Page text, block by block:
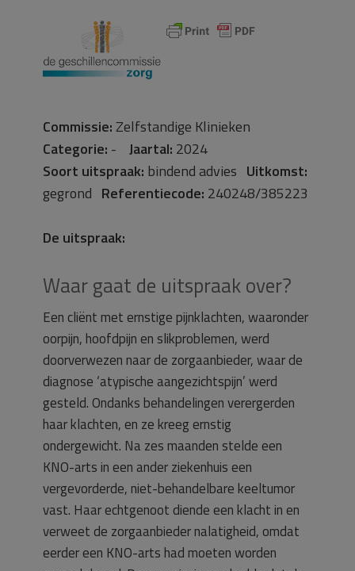
Commissie:Zelfstandige Klinieken
Categorie: - Jaartal: 2024
Soort uitspraak: bindend advies Uitkomst:
gegrond Referentiecode: 240248/385223
De uitspraak:
Waar gaat de uitspraak over?
Een cliënt met ernstige pijnklachten, waaronder
oorpijn, hoofdpijn en slikproblemen, werd
doorverwezen naar de zorgaanbieder, waar de
diagnose ‘atypische aangezichtspijn’ werd
gesteld. Ondanks behandelingen verergerden
haar klachten, en ze kreeg ernstig
ondergewicht. Na zes maanden stelde een
KNO-arts in een ander ziekenhuis een
vergevorderde, niet-behandelbare keeltumor
vast. Haar echtgenoot diende een klacht in en
verweet de zorgaanbieder nalatigheid, omdat
eerder een KNO-arts had moeten worden